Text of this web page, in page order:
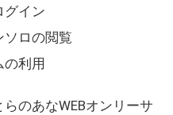
グイン
ソロの閲覧
の利用
のあなWEBオンリーサ